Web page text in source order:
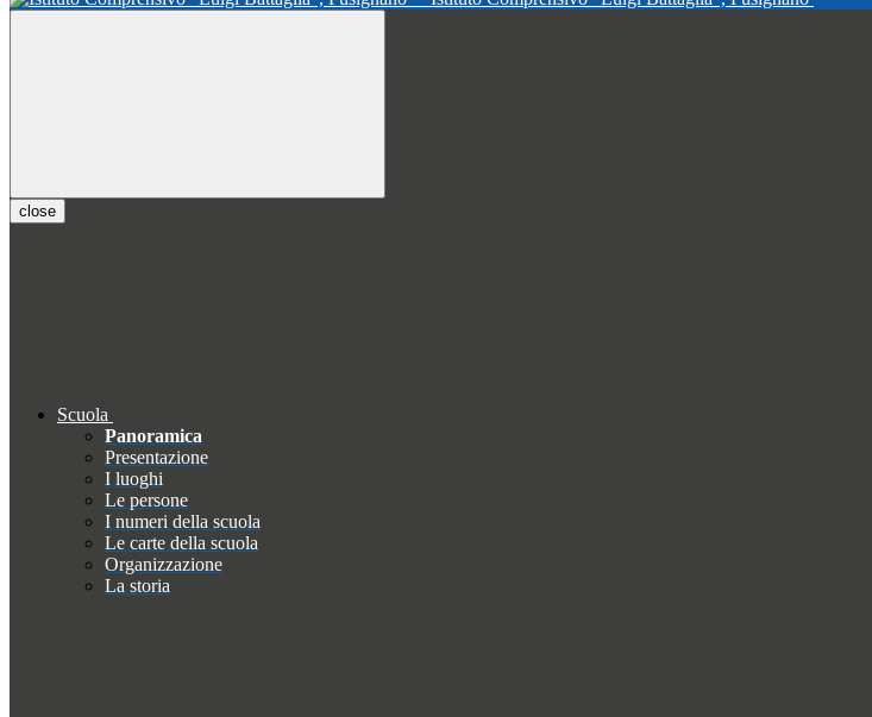
close
Scuola
Panoramica
Presentazione
I luoghi
Le persone
I numeri della scuola
Le carte della scuola
Organizzazione
La storia